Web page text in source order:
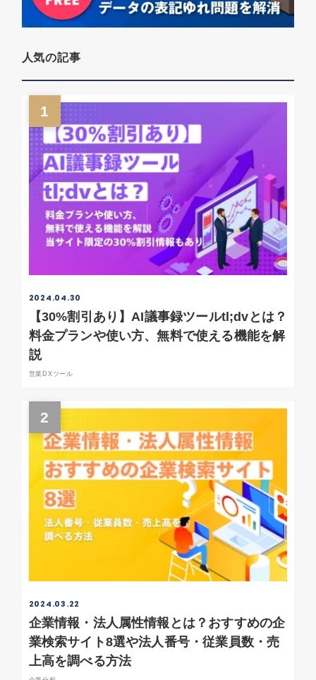
人気の記事
1
2024.04.30
【30%割引あり】AI議事録ツールtl;dvとは？
料金プランや使い方、無料で使える機能を解
説
営業DXツール
2
2024.03.22
企業情報・法人属性情報とは？おすすめの企
業検索サイト8選や法人番号・従業員数・売
上高を調べる方法